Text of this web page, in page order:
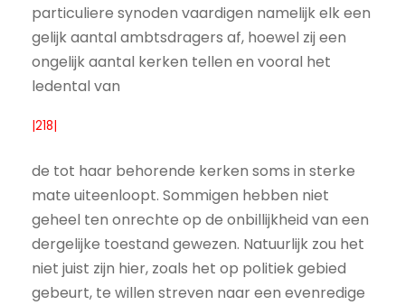
particuliere synoden vaardigen namelijk elk een
gelijk aantal ambtsdragers af, hoewel zij een
ongelijk aantal kerken tellen en vooral het
ledental van
|218|
de tot haar behorende kerken soms in sterke
mate uiteenloopt. Sommigen hebben niet
geheel ten onrechte op de onbillijkheid van een
dergelijke toestand gewezen. Natuurlijk zou het
niet juist zijn hier, zoals het op politiek gebied
gebeurt, te willen streven naar een evenredige